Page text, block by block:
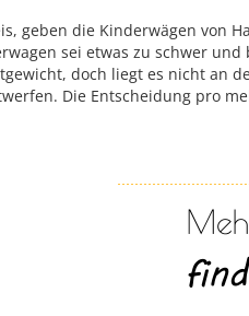
geben die Kinderwägen von
sei etwas zu schwer
doch liegt es nicht an
Die Entscheidung pro